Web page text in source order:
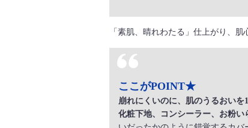
「素肌、晴れわたる」仕上がり、肌
ここがPOINT★
崩れにくいのに、肌のうるおいを
化粧下地、コンシーラー、お粉い